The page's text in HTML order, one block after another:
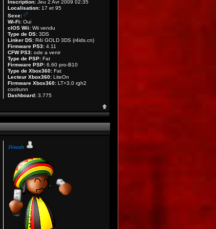
Inscription: Jeu 2 Avr 2009 02:35
Localisation: 17 et 95
Sexe:
Wi-Fi: Oui
cIOS Wii: Wii vendu
Type de DS: 3DS
Linker DS: R4i GOLD 3DS (r4ids.cn)
Firmware PS3: 4.11
CFW PS3: ode a venir
Type de PSP: Fat
Firmware PSP: 6.60 pro-B10
Type de Xbox360: Fat
Lecteur Xbox360: LiteOn
Firmware Xbox360: LT+3.0 rgh2
coolrunn
Dashboard: 3.775
Jiiwah